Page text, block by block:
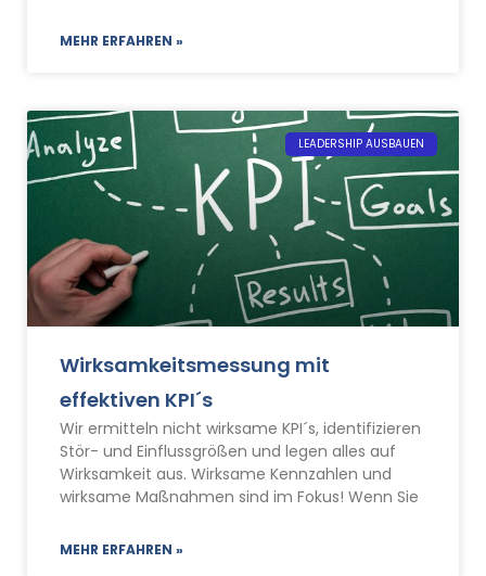
MEHR ERFAHREN »
LEADERSHIP AUSBAUEN
Wirksamkeitsmessung mit
effektiven KPI´s
Wir ermitteln nicht wirksame KPI´s, identifizieren
Stör- und Einflussgrößen und legen alles auf
Wirksamkeit aus. Wirksame Kennzahlen und
wirksame Maßnahmen sind im Fokus! Wenn Sie
MEHR ERFAHREN »